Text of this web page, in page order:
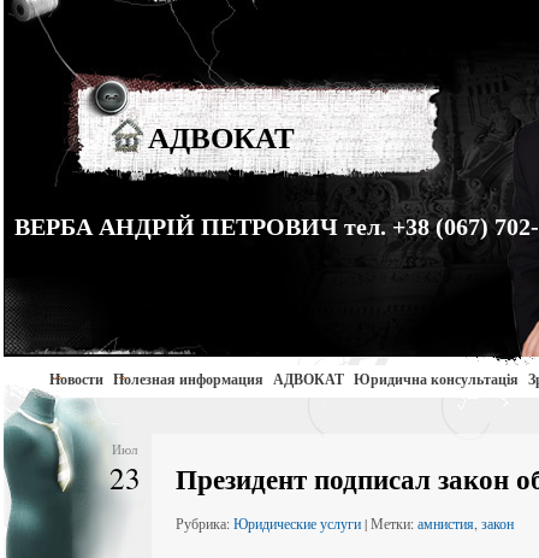
АДВОКАТ
ВЕРБА АНДРІЙ ПЕТРОВИЧ тел. +38 (067) 702-
Новости Полезная информация АДВОКАТ Юридична консультація
Июл
23 Президент подписал закон
Рубрика: Юридические услуги| Метки: амнистия закон